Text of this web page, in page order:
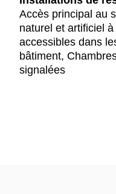
Accès principal au
naturel et artificiel
accessibles dans
bâtiment,
signalées